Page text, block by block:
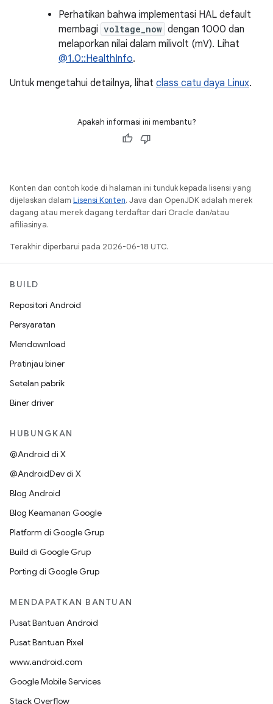
Perhatikan bahwa implementasi HAL default
membagi voltage_now dengan 1000 dan
melaporkan nilai dalam milivolt (mV). Lihat
@1.0::HealthInfo.
Untuk mengetahui detailnya, lihat class catu daya Linux.
Apakah informasi ini membantu?
Konten dan contoh kode di halaman ini tunduk kepada lisensi yang
dijelaskan dalam Lisensi Konten. Java dan OpenJDK adalah merek
dagang atau merek dagang terdaftar dari Oracle dan/atau
afiliasinya.
Terakhir diperbarui pada 2026-06-18 UTC.
BUILD
Repositori Android
Persyaratan
Mendownload
Pratinjau biner
Setelan pabrik
Biner driver
HUBUNGKAN
@Android di X
@AndroidDev di X
Blog Android
Blog Keamanan Google
Platform di Google Grup
Build di Google Grup
Porting di Google Grup
MENDAPATKAN BANTUAN
Pusat Bantuan Android
Pusat Bantuan Pixel
www.android.com
Google Mobile Services
Stack Overflow